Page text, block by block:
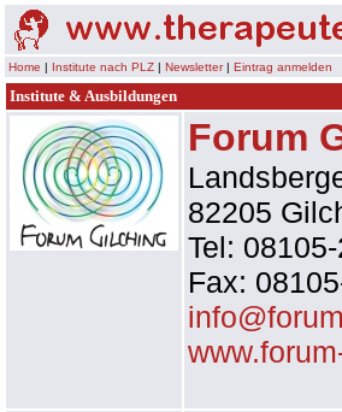
Home | Institute nach PLZ | Newsletter| Eintrag anmelden
Institute & Ausbildungen
Forum
82205
Tel:
Fax: